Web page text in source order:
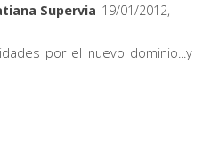
Supervia 19/01/2012,
por el nuevo dominio...y